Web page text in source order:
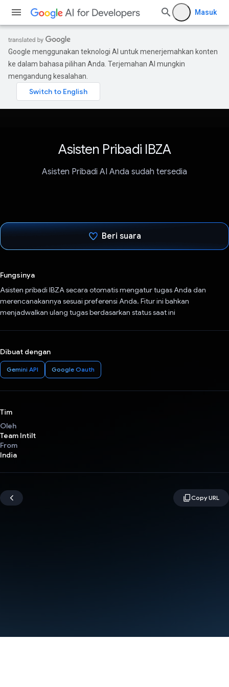
Masuk
Google menggunakan teknologi AI untuk menerjemahkan konten
ke dalam bahasa pilihan Anda. Terjemahan AI mungkin
mengandung kesalahan.
Asisten Pribadi IBZA
Asisten Pribadi AI Anda sudah tersedia
Beri suara
Fungsinya
Asisten pribadi IBZA secara otomatis mengatur tugas Anda dan
merencanakannya sesuai preferensi Anda. Fitur ini bahkan
menjadwalkan ulang tugas berdasarkan status saat ini
Dibuat dengan
Gemini API Google Oauth
Tim
Oleh
Team Intilt
From
India